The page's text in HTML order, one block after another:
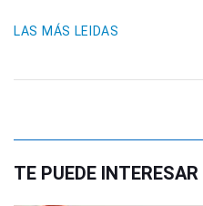
LAS MÁS LEIDAS
TE PUEDE INTERESAR